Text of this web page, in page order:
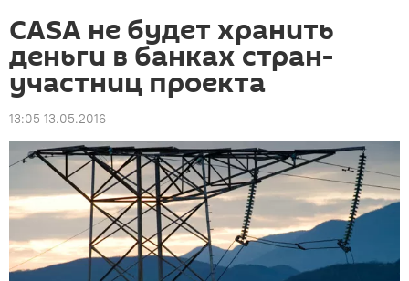
CASA не будет хранить
деньги в банках стран-
участниц проекта
13:05 13.05.2016